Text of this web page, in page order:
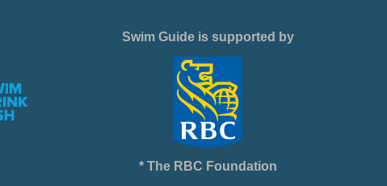
Swim Guide is supported by
* The RBC Foundation